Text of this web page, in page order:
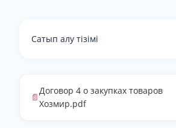
Сатып алу тізімі
📄
Договор 4 о закупках товаров
Хозмир.pdf